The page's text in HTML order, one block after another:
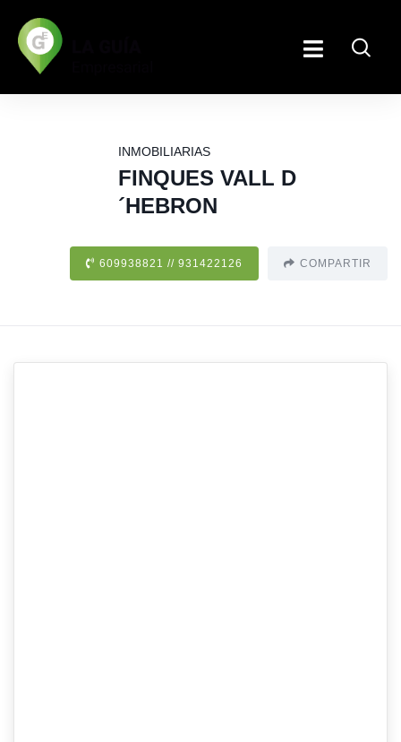
INMOBILIARIAS
FINQUES VALL D
´HEBRON
609938821 // 931422126 COMPARTIR